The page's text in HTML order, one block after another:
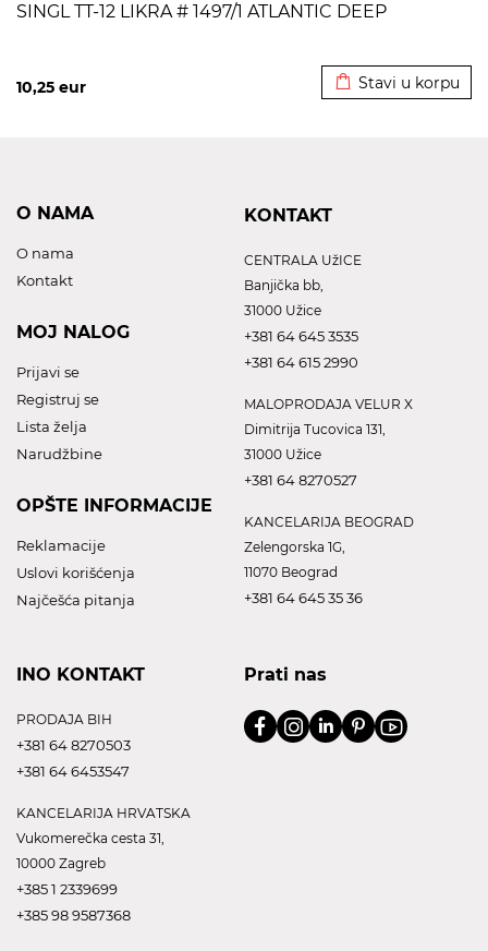
SINGL TT-12 LIKRA # 1497/1 ATLANTIC DEEP
10,25 eur Stavi u korpu
O NAMA
O nama
Kontakt
MOJ NALOG
Prijavi se
Registruj se
Lista želja
Narudžbine
OPŠTE INFORMACIJE
Reklamacije
Uslovi korišćenja
Najčešća pitanja
KONTAKT
CENTRALA UžICE
Banjička bb,
31000 Užice
+381 64 645 3535
+381 64 615 2990
MALOPRODAJA VELUR X
Dimitrija Tucovica 131,
31000 Užice
+381 64 8270527
KANCELARIJA BEOGRAD
Zelengorska 1G,
11070 Beograd
+381 64 645 35 36
INO KONTAKT
PRODAJA BIH
+381 64 8270503
+381 64 6453547
KANCELARIJA HRVATSKA
Vukomerečka cesta 31,
10000 Zagreb
+385 1 2339699
+385 98 9587368
Prati nas